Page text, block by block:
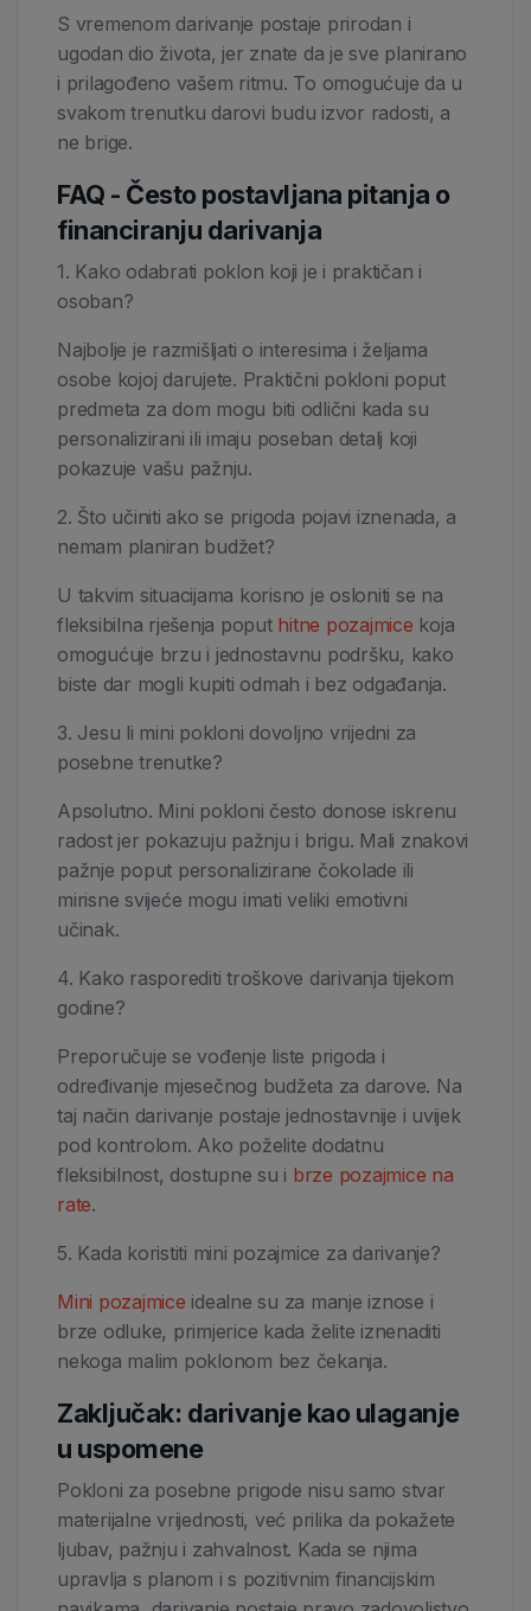
S vremenom darivanje postaje prirodan i
ugodan dio života, jer znate da je sve planirano
i prilagođeno vašem ritmu. To omogućuje da u
svakom trenutku darovi budu izvor radosti, a
ne brige.
FAQ - Često postavljana pitanja o
financiranju darivanja
1. Kako odabrati poklon koji je i praktičan i
osoban?
Najbolje je razmišljati o interesima i željama
osobe kojoj darujete. Praktični pokloni poput
predmeta za dom mogu biti odlični kada su
personalizirani ili imaju poseban detalj koji
pokazuje vašu pažnju.
2. Što učiniti ako se prigoda pojavi iznenada, a
nemam planiran budžet?
U takvim situacijama korisno je osloniti se na
fleksibilna rješenja poputhitne pozajmice koja
omogućuje brzu i jednostavnu podršku, kako
biste dar mogli kupiti odmah i bez odgađanja.
3. Jesu li mini pokloni dovoljno vrijedni za
posebne trenutke?
Apsolutno. Mini pokloni često donose iskrenu
radost jer pokazuju pažnju i brigu. Mali znakovi
pažnje poput personalizirane čokolade ili
mirisne svijeće mogu imati veliki emotivni
učinak.
4. Kako rasporediti troškove darivanja tijekom
godine?
Preporučuje se vođenje liste prigoda i
određivanje mjesečnog budžeta za darove. Na
taj način darivanje postaje jednostavnije i uvijek
pod kontrolom. Ako poželite dodatnu
fleksibilnost, dostupne su i brze pozajmice na
rate.
5. Kada koristiti mini pozajmice za darivanje?
Mini pozajmice idealne su za manje iznose i
brze odluke, primjerice kada želite iznenaditi
nekoga malim poklonom bez čekanja.
Zaključak: darivanje kao ulaganje
u uspomene
Pokloni za posebne prigode nisu samo stvar
materijalne vrijednosti, već prilika da pokažete
ljubav, pažnju i zahvalnost. Kada se njima
upravlja s planom i s pozitivnim financijskim